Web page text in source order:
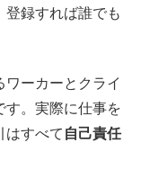
登録すれば誰でも
ーカーとクライ
す。実際に仕事を
はすべて 自己責任